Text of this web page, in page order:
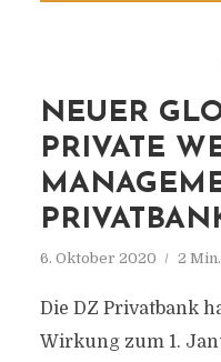
NEUER
PRIVATE
6. Oktober 2020 2
Die DZ Privatbank
Wirkung zum 1.